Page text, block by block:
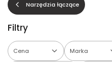
Narzędzia łączące
Filtry
Cena Marka